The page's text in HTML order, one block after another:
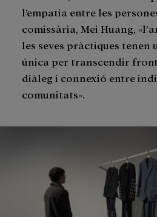
l’empatia entre les
comissària, Mei Huang,
les seves pràctiques tenen
única per transcendir
diàleg i connexió entre
comunitats».